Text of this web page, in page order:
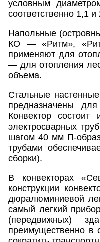
условным
соответственно 1,1 и
Напольные
КО — «Ритм»,
применяют для
— для отопления
объема.
Стальные
предназначены
Конвектор
электросварных
шагом 40 мм П-
трубами
сборки).
В конвекторах
конструкции
дюралюминиевой
самый легкий
(передвижных)
преимущественно в